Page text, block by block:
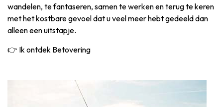
wandelen, te fantaseren, samen te werken en terug te keren
met het kostbare gevoel dat u veel meer hebt gedeeld dan
alleen een uitstapje.
👉 Ik ontdek Betovering